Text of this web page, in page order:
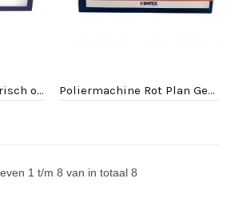
Poliermachine elektrisch orbit pad 125mm Poliermachine Rot Plan Gear Pad 125 mm
1 t/m 8 van in totaal 8